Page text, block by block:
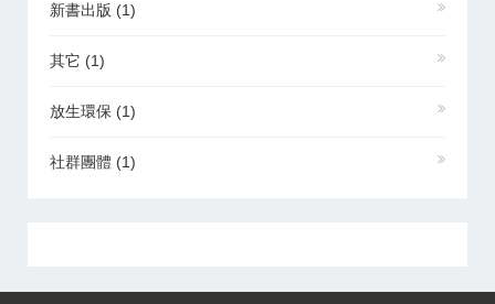
新書出版 (1)
其它 (1)
放生環保 (1)
社群團體 (1)